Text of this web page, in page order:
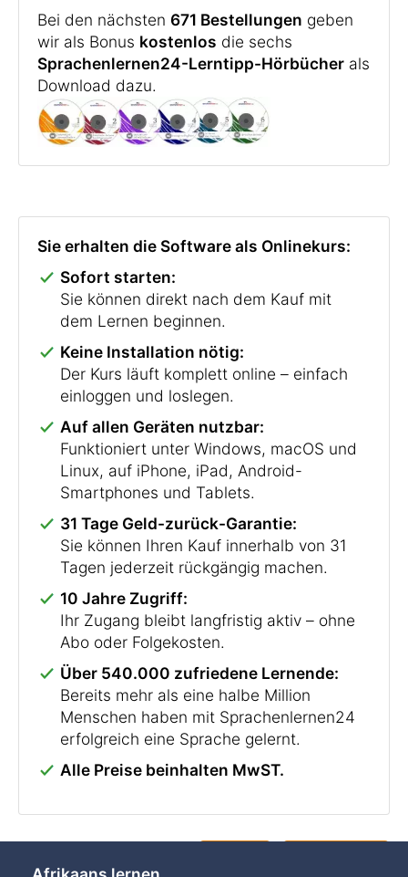
Bei den nächsten 671 Bestellungen geben
wir als Bonus kostenlos die sechs
Sprachenlernen24-Lerntipp-Hörbücher als
Download dazu.
Sie erhalten die Software als Onlinekurs:
Sofort starten:
Sie können direkt nach dem Kauf mit
dem Lernen beginnen.
Keine Installation nötig:
Der Kurs läuft komplett online – einfach
einloggen und loslegen.
Auf allen Geräten nutzbar:
Funktioniert unter Windows, macOS und
Linux, auf iPhone, iPad, Android-
Smartphones und Tablets.
31 Tage Geld-zurück-Garantie:
Sie können Ihren Kauf innerhalb von 31
Tagen jederzeit rückgängig machen.
10 Jahre Zugriff:
Ihr Zugang bleibt langfristig aktiv – ohne
Abo oder Folgekosten.
Über 540.000 zufriedene Lernende:
Bereits mehr als eine halbe Million
Menschen haben mit Sprachenlernen24
erfolgreich eine Sprache gelernt.
Alle Preise beinhalten MwST.